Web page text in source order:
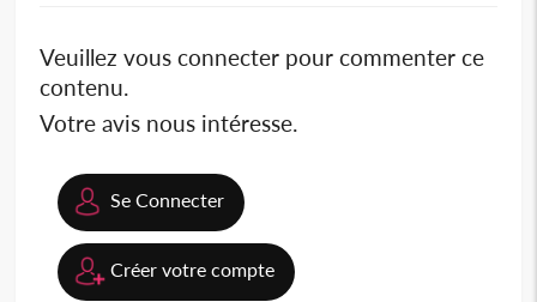
Veuillez vous connecter pour commenter ce
contenu.
Votre avis nous intéresse.
Se Connecter
Créer votre compte